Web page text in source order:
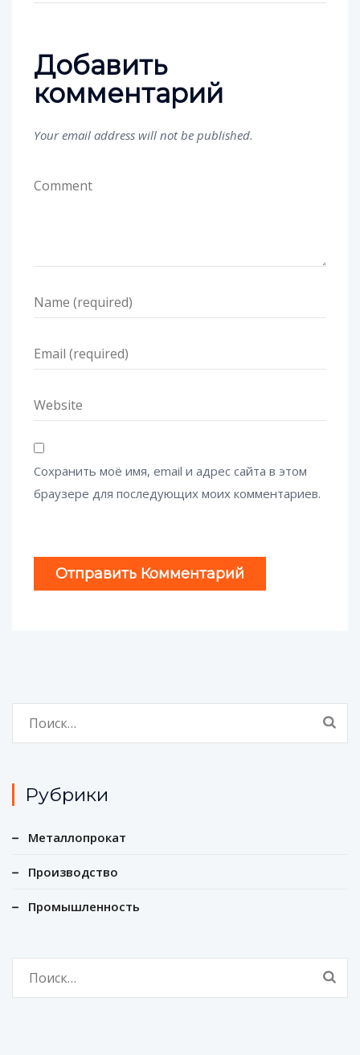
Добавить
комментарий
Your email address will not be published.
Сохранить моё имя, email и адрес сайта в этом
браузере для последующих моих комментариев.
Рубрики
Металлопрокат
Производство
Промышленность